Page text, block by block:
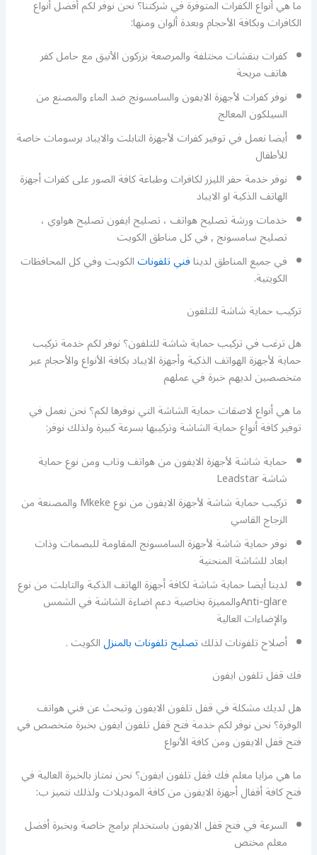
ما هي أنواع الكفرات المتوفرة في شركتنا؟ نحن نوفر لكم أفضل أنواع
الكافرات وبكافة الأحجام وبعدة ألوان ومنها:
كفرات بنقشات مختلفة والمرصعة بزركون الأنيق مع حامل كفر
هاتف مريحة
نوفر كفرات لأجهزة الايفون والسامسونج ضد الماء والمصنع من
السيلكون المعالج
أيضا نعمل في توفير كفرات لأجهزة التابلت والايباد برسومات خاصة
للأطفال
نوفر خدمة حفر الليزر لكافرات وطباعة كافة الصور على كفرات أجهزة
الهاتف الذكية او الايباد
خدمات ورشة تصليح هواتف ، تصليح ايفون تصليح هواوي ،
تصليح سامسونج , في كل مناطق الكويت
في جميع المناطق لدينافني تلفوناتالكويت وفي كل المحافظات
الكويتية.
تركيب حماية شاشة للتلفون
هل ترغب في تركيب حماية شاشة للتلفون؟ نوفر لكم خدمة تركيب
حماية لأجهزة الهواتف الذكية وأجهزة الايباد بكافة الأنواع والأحجام عبر
متخصصين لديهم خبرة في عملهم
ما هي أنواع لاصقات حماية الشاشة التي نوفرها لكم؟ نحن نعمل في
توفير كافة أنواع حماية الشاشة وتركيبها بسرعة كبيرة ولذلك نوفر:
حماية شاشة لأجهزة الايفون من هواتف وتاب ومن نوع حماية
شاشة Leadstar
تركيب حماية شاشة لأجهزة الايفون من نوع Mkeke والمصنعة من
الزجاج القاسي
نوفر حماية شاشة لأجهزة السامسونج المقاومة للبصمات وذات
ابعاد للشاشة المنحنية
لدينا أيضا حماية شاشة لكافة أجهزة الهاتف الذكية والتابلت من نوع
Anti-glareوالمميزة بخاصية دعم اضاءة الشاشة في الشمس
والإضاءات العالية
أصلاح تلفونات لذلكتصليح تلفونات بالمنزلالكويت .
فك قفل تلفون ايفون
هل لديك مشكلة في قفل تلفون الايفون وتبحث عن فني هواتف
الوفرة؟ نحن نوفر لكم خدمة فتح قفل تلفون ايفون بخبرة متخصص في
فتح قفل الايفون ومن كافة الأنواع
ما هي مزايا معلم فك قفل تلفون ايفون؟ نحن نمتاز بالخبرة العالية في
فتح كافة أقفال أجهزة الايفون من كافة الموديلات ولذلك نتميز ب:
السرعة في فتح قفل الايفون باستخدام برامج خاصة وبخبرة أفضل
معلم مختص